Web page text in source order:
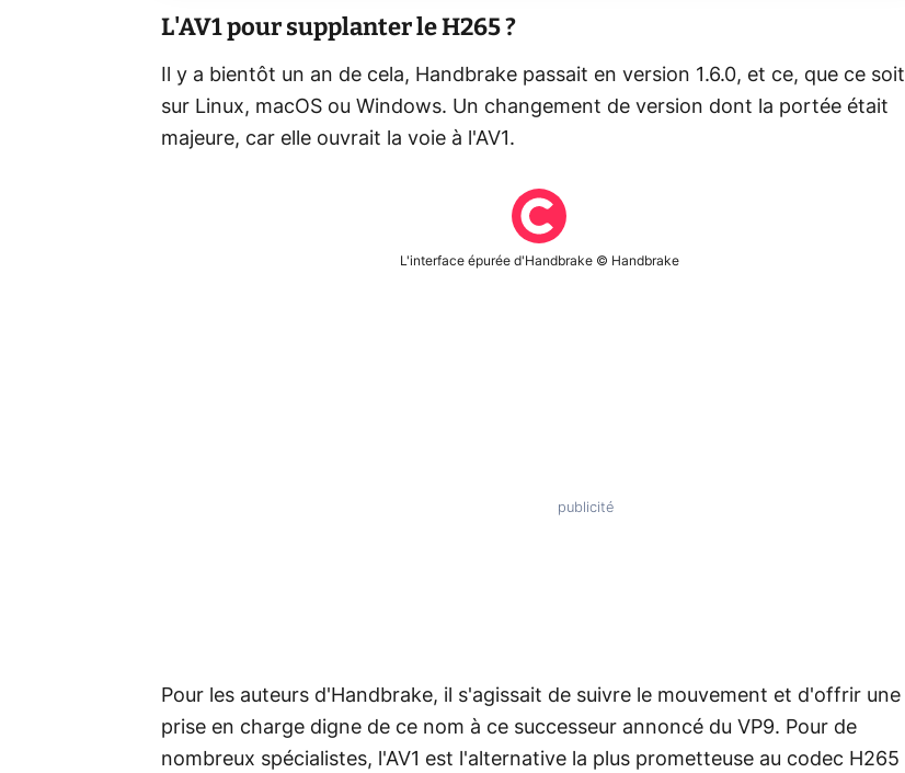
L'AV1 pour supplanter le H265 ?
Il y a bientôt un an de cela, Handbrake passait en version 1.6.0, et ce, que ce soit
sur Linux, macOS ou Windows. Un changement de version dont la portée était
majeure, car elle ouvrait la voie à l'AV1.
L'interface épurée d'Handbrake © Handbrake
Pour les auteurs d'Handbrake, il s'agissait de suivre le mouvement et d'offrir une
prise en charge digne de ce nom à ce successeur annoncé du VP9. Pour de
nombreux spécialistes, l'AV1 est l'alternative la plus prometteuse au codec H265